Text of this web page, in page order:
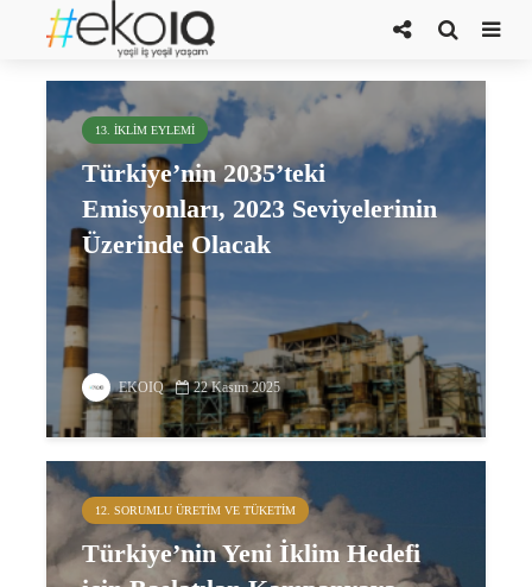
Türkiye’nin iklim hedefi
13. İKLIM EYLEMI
Türkiye’nin 2035’teki
Emisyonları, 2023 Seviyelerinin
Üzerinde Olacak
EKOIQ 22 Kasım 2025
12. SORUMLU ÜRETIM VE TÜKETIM
Türkiye’nin Yeni İklim Hedefi